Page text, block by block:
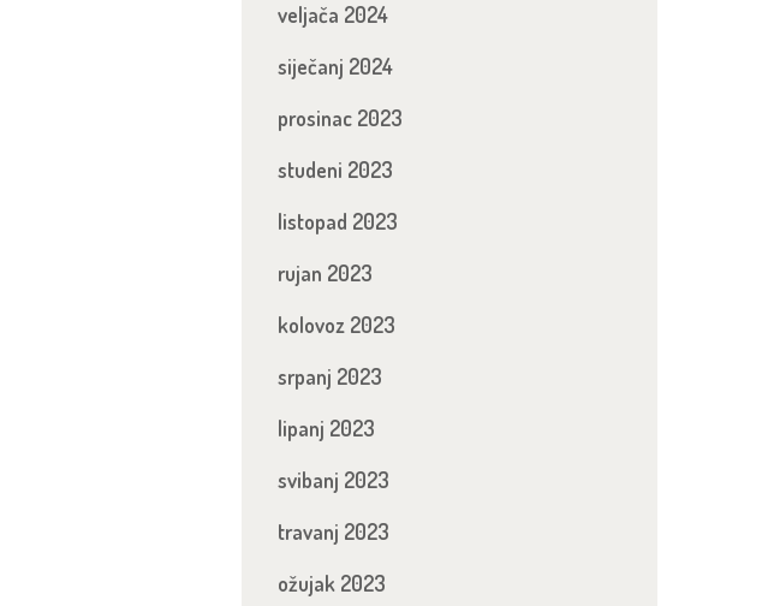
veljača 2024
siječanj 2024
prosinac 2023
studeni 2023
listopad 2023
rujan 2023
kolovoz 2023
srpanj 2023
lipanj 2023
svibanj 2023
travanj 2023
ožujak 2023